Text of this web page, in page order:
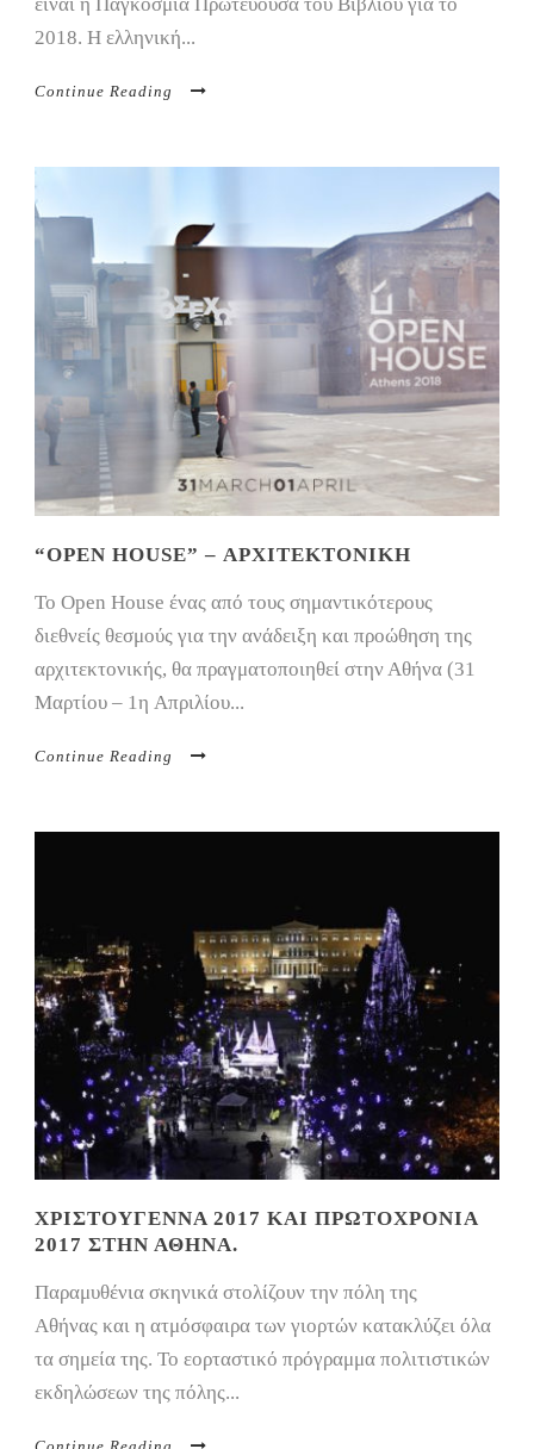
2018. Η ελληνική...
Continue Reading
“OPEN HOUSE” – ΑΡΧΙΤΕΚΤΟΝΙΚΉ
To Open House ένας από τους σημαντικότερους
διεθνείς θεσμούς για την ανάδειξη και προώθηση της
αρχιτεκτονικής, θα πραγματοποιηθεί στην Αθήνα (31
Μαρτίου – 1η Απριλίου...
Continue Reading
ΧΡΙΣΤΟΎΓΕΝΝΑ 2017 ΚΑΙ ΠΡΩΤΟΧΡΟΝΙΆ
2017 ΣΤΗΝ ΑΘΉΝΑ.
Παραμυθένια σκηνικά στολίζουν την πόλη της
Αθήνας και η ατμόσφαιρα των γιορτών κατακλύζει όλα
τα σημεία της. Το εορταστικό πρόγραμμα πολιτιστικών
εκδηλώσεων της πόλης...